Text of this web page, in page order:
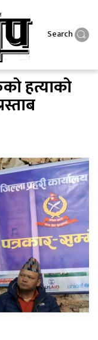
Search
हत्याकाे